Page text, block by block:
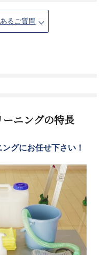
るご質問
ニングの特長
グにお任せ下さい！